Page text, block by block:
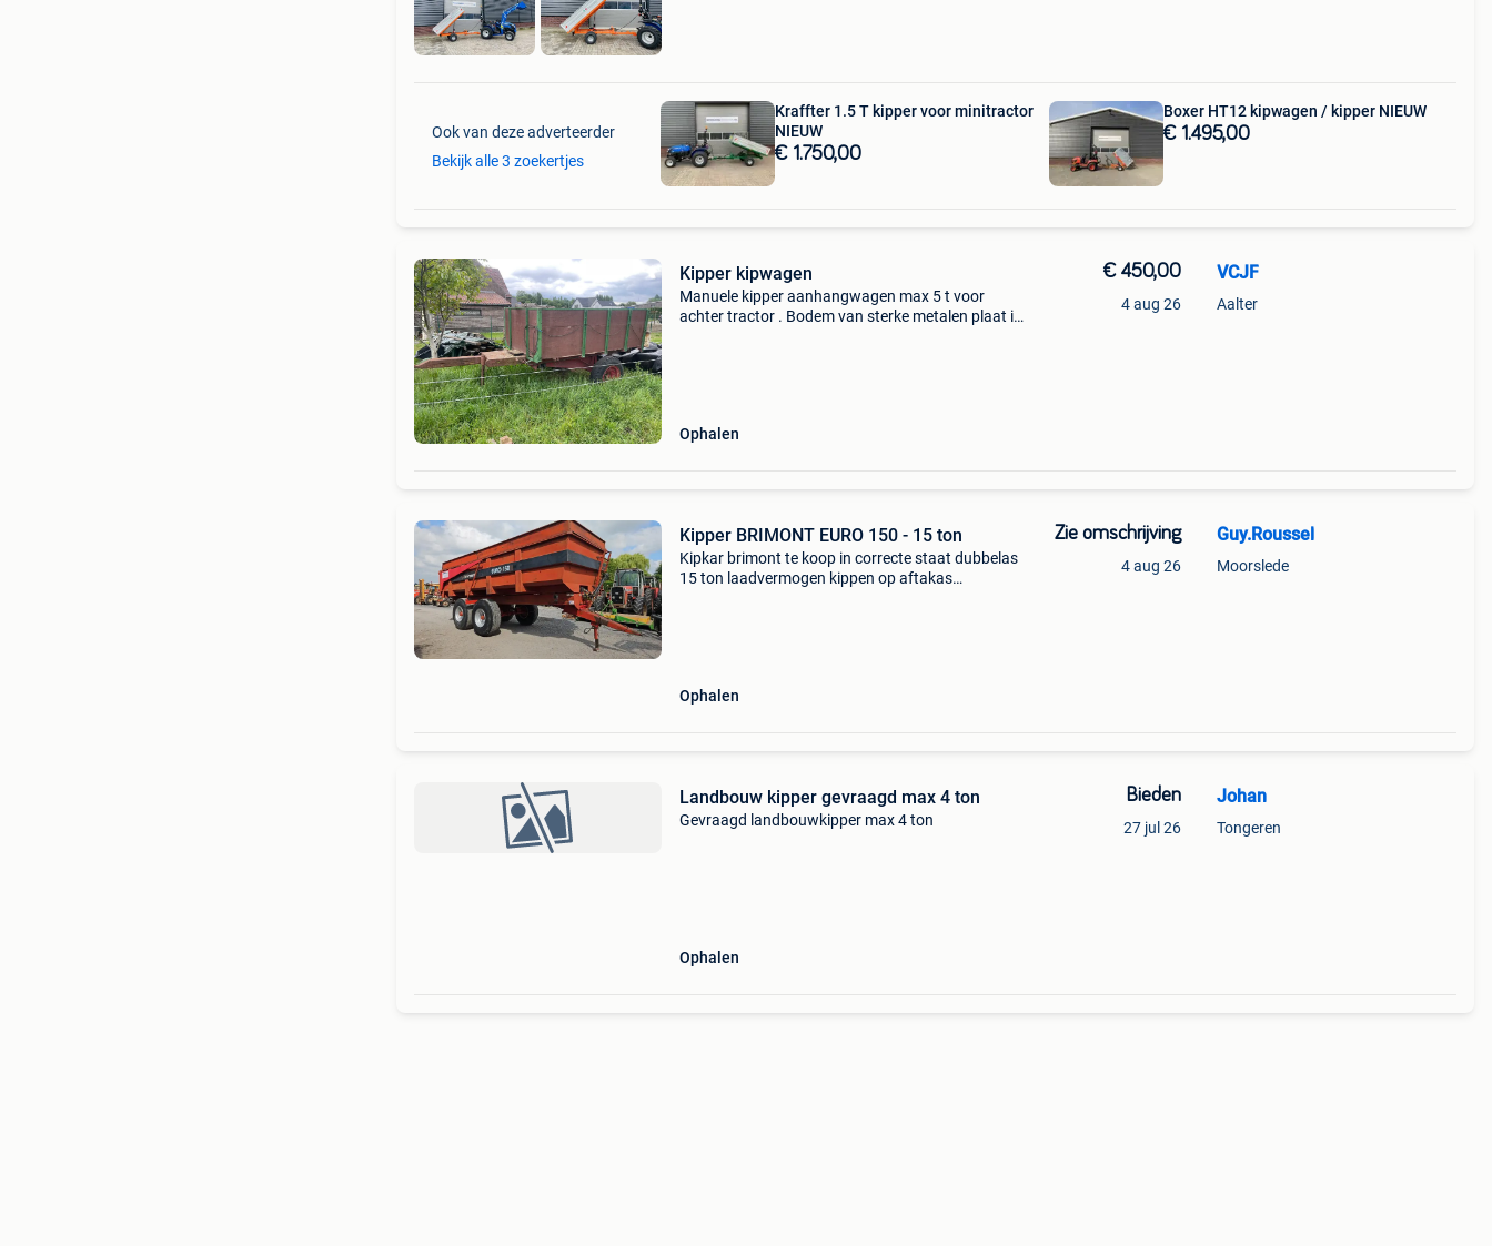
Ook van deze adverteerder
Bekijk alle 3 zoekertjes
Kraffter 1.5 T kipper voor minitractor
NIEUW
€ 1.750,00
Boxer HT12 kipwagen / kipper NIEUW
€ 1.495,00
Kipper kipwagen
Manuele kipper aanhangwagen max 5 t voor
achter tractor . Bodem van sterke metalen plaat in
Ophalen
€ 450,00
4 aug 26
VCJF
Aalter
Kipper BRIMONT EURO 150 - 15 ton
Kipkar brimont te koop in correcte staat dubbelas
15 ton laadvermogen kippen op aftakas
Ophalen
Zie omschrijving
4 aug 26
Guy.Roussel
Moorslede
Landbouw kipper gevraagd max 4 ton
Gevraagd landbouwkipper max 4 ton
Ophalen
Bieden
27 jul 26
Johan
Tongeren